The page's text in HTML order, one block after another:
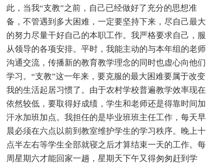
此，当我“支教”之前，自己已经做好了充分的思想准
备，不管遇到多大困难，一定要坚持下来，尽自己最大
的努力尽量干好自己的本职工作。我严格要求自己，服
从领导的各项安排。平时，我能主动的与本年组的老师
沟通交流，传播新的教育教学理念的同时也虚心向他们
学习。“支教”这一年来，要克服的最大困难要属于改变
我的生活起居习惯了。由于农村学校普遍教学效率现在
依然较低，要取得好成绩，学生和老师还是得靠时间加
汗水加班加点。我担任的是毕业班班主任工作，每天早
晨必须在六点以前到教室维护学生的学习秩序。晚上十
点半左右等学生全部就寝之后才算结束一天的工作。每
周星期六才能回家一趟，星期天下午又得匆匆赶到学